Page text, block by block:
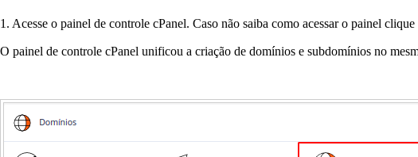
1. Acesse o painel de controle cPanel. Caso não saiba como acessar o painel clique
O painel de controle cPanel unificou a criação de domínios e subdomínios no